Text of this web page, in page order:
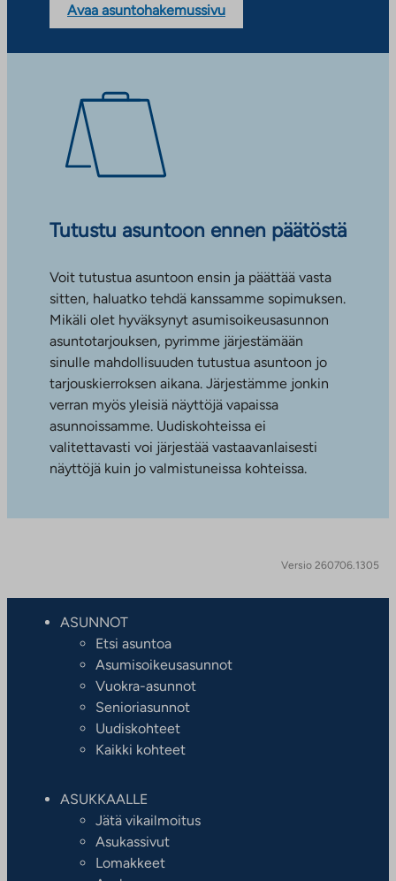
Avaa asuntohakemussivu
Tutustu asuntoon ennen päätöstä
Voit tutustua asuntoon ensin ja päättää vasta
sitten, haluatko tehdä kanssamme sopimuksen.
Mikäli olet hyväksynyt asumisoikeusasunnon
asuntotarjouksen, pyrimme järjestämään
sinulle mahdollisuuden tutustua asuntoon jo
tarjouskierroksen aikana. Järjestämme jonkin
verran myös yleisiä näyttöjä vapaissa
asunnoissamme. Uudiskohteissa ei
valitettavasti voi järjestää vastaavanlaisesti
näyttöjä kuin jo valmistuneissa kohteissa.
Versio 260706.1305
ASUNNOT
Etsi asuntoa
Asumisoikeusasunnot
Vuokra-asunnot
Senioriasunnot
Uudiskohteet
Kaikki kohteet
ASUKKAALLE
Jätä vikailmoitus
Asukassivut
Lomakkeet